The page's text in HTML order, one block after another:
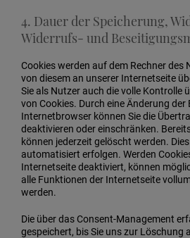
4. Dauer der Speicherung,
Widerrufs- und
Cookies werden auf dem Rechner des
von diesem an unserer Internetseite
Sie als Nutzer auch die volle Kontrolle
von Cookies. Durch eine Änderung
Internetbrowser können Sie die
deaktivieren oder einschränken.
können jederzeit gelöscht werden.
automatisiert erfolgen. Werden
Internetseite deaktiviert, können
alle Funktionen der Internetseite
werden.
Die über das Consent-Management
gespeichert, bis Sie uns zur Löschung